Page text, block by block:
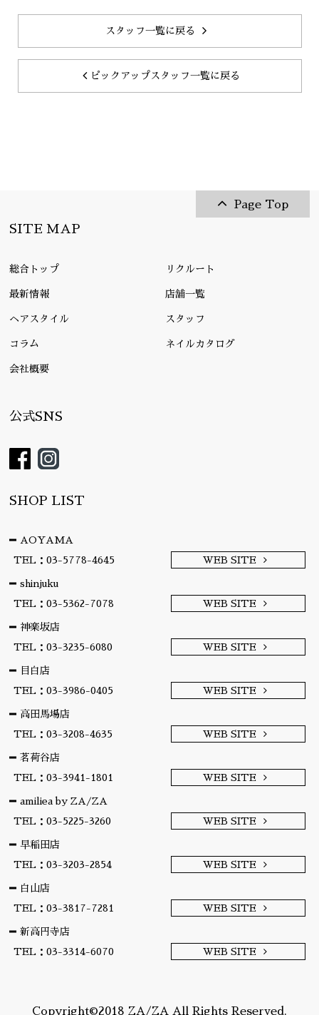
スタッフ一覧に戻る
ピックアップスタッフ一覧に戻る
Page Top
SITE MAP
総合トップ リクルート
最新情報 店舗一覧
ヘアスタイル スタッフ
コラム ネイルカタログ
会社概要
公式SNS
SHOP LIST
AOYAMA
TEL：03-5778-4645
WEB SITE
shinjuku
TEL：03-5362-7078
WEB SITE
神楽坂店
TEL：03-3235-6080
WEB SITE
目白店
TEL：03-3986-0405
WEB SITE
高田馬場店
TEL：03-3208-4635
WEB SITE
茗荷谷店
TEL：03-3941-1801
WEB SITE
amiliea by ZA/ZA
TEL：03-5225-3260
WEB SITE
早稲田店
TEL：03-3203-2854
WEB SITE
白山店
TEL：03-3817-7281
WEB SITE
新高円寺店
TEL：03-3314-6070
WEB SITE
Copyright©2018 ZA/ZA All Rights Reserved.